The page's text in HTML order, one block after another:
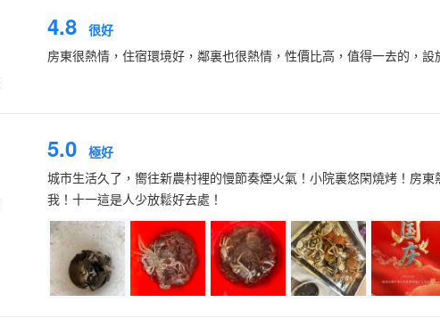
4.8 很好
房東很熱情，住宿環境好，鄰裏也很熱情，性價比高，值得一去的，
5.0 極好
城市生活久了，嚮往新農村裡的慢節奏煙火氣！小院裏悠閑燒烤！房
我！十一這是人少放鬆好去處！